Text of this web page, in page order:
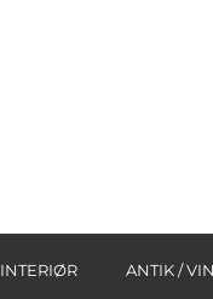
INTERIØR ANTIK /